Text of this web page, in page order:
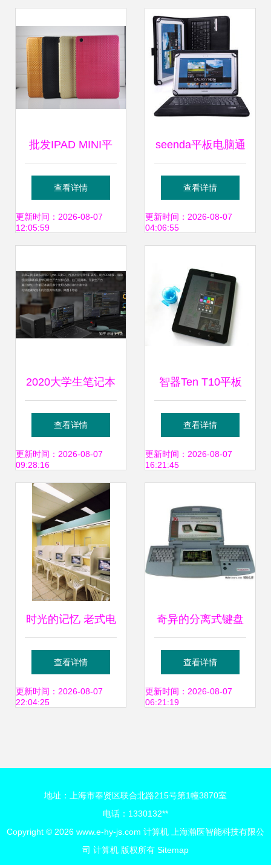
批发IPAD MINI平
板电脑保护套 真皮
地球纹，深圳鑫海
机
查看详情
更新时间：2026-08-07
12:05:59
seenda平板电脑通
用保护套蓝牙键盘
9寸10寸平板电脑
昂达 黑色平板电脑
配件产品图片1
查看详情
更新时间：2026-08-07
04:06:55
2020大学生笔记本
电脑推荐 联想值得
买篇——计算机专
业专属指南
查看详情
更新时间：2026-08-07
09:28:16
智器Ten T10平板
电脑 产品图片、软
件及辅助设备全方
查看详情
更新时间：2026-08-07
16:21:45
时光的记忆 老式电
脑房里的计算机图
像
查看详情
更新时间：2026-08-07
22:04:25
奇异的分离式键盘
双屏幕笔记本 软件
生态与辅助设备革
查看详情
更新时间：2026-08-07
06:21:19
地址：上海市奉贤区联合北路215号第1幢3870室
电话：1330132**
Copyright © 2026 www.e-hy-js.com 计算机
上海瀚医智能科技有限公
司 计算机 版权所有 Sitemap